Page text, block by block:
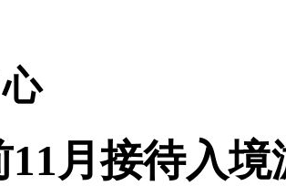
11月接待入